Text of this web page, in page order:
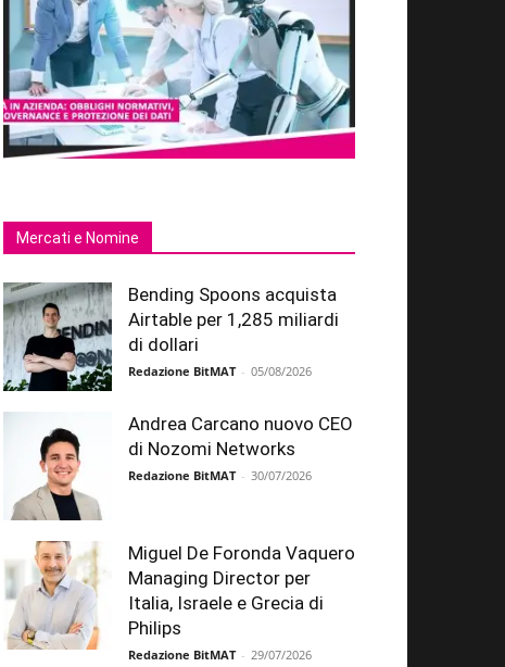
Mercati e Nomine
Bending Spoons acquista
Airtable per 1,285 miliardi
di dollari
Redazione BitMAT - 05/08/2026
Andrea Carcano nuovo CEO
di Nozomi Networks
Redazione BitMAT - 30/07/2026
Miguel De Foronda Vaquero
Managing Director per
Italia, Israele e Grecia di
Philips
Redazione BitMAT - 29/07/2026